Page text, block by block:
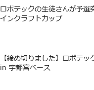
ロボテックの生徒さんが予選
インクラフトカップ
【締め切りました】ロボテ
in 宇都宮ベース